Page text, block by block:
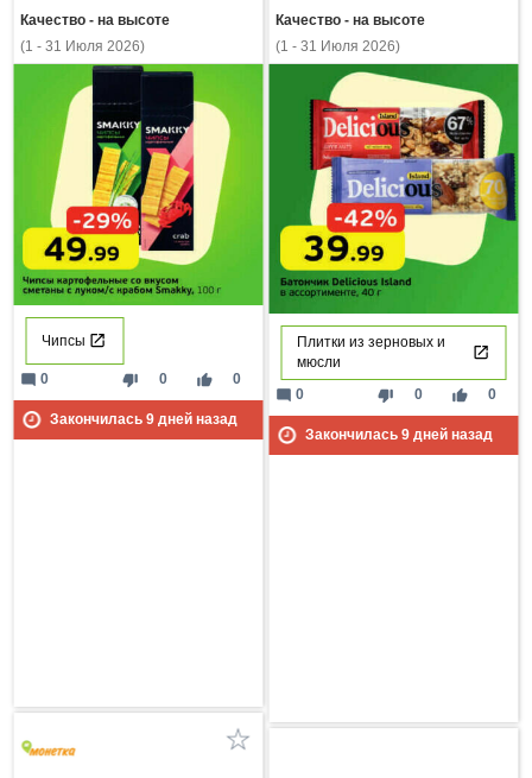
Качество - на высоте
(1 - 31 Июля 2026)
Чипсы
thumb_down 0 thumb_up 0
mode_comment 0
Закончилась 9дней назад
Качество - на высоте
(1 - 31 Июля 2026)
Плитки из зерновых и
мюсли
thumb_down 0 thumb_up 0
mode_comment 0
Закончилась 9дней назад